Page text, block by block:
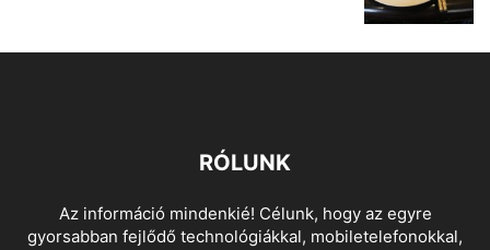
RÓLUNK
Az információ mindenkié! Célunk, hogy az egyre
gyorsabban fejlődő technológiákkal, mobiletelefonokkal,